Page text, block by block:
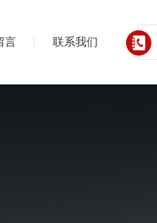
言 联系我们